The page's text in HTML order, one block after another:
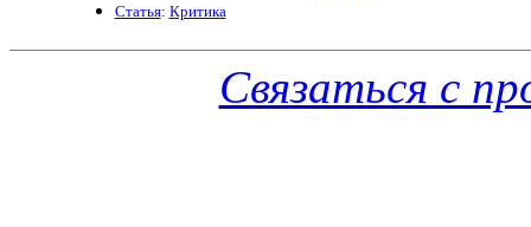
Статья: Критика
Связаться с